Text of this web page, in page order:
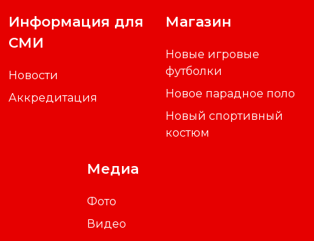
Информация для
СМИ
Новости
Аккредитация
Магазин
Новые игровые
футболки
Новое парадное поло
Новый спортивный
костюм
Медиа
Фото
Видео